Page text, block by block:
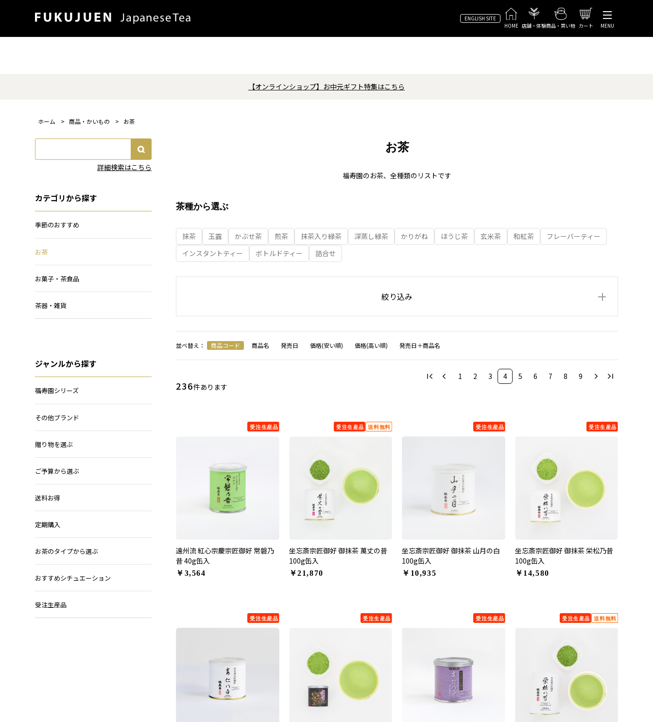
ENGLISH SITE
HOME 店舗・体験商品・買い物 カート MENU
【オンラインショップ】お中元ギフト特集はこちら
ホーム > 商品・かいもの > お茶
詳細検索はこちら
カテゴリから探す
季節のおすすめ
お茶
お菓子・茶食品
茶器・雑貨
ジャンルから探す
福寿園シリーズ
その他ブランド
贈り物を選ぶ
ご予算から選ぶ
送料お得
定期購入
お茶のタイプから選ぶ
おすすめシチュエーション
受注生産品
お茶
福寿園のお茶、全種類のリストです
茶種から選ぶ
抹茶 玉露 かぶせ茶 煎茶 抹茶入り緑茶 深蒸し緑茶 かりがね ほうじ茶 玄米茶 和紅茶
フレーバーティー
インスタントティー
ボトルドティー 詰合せ
絞り込み
並べ替え： 商品コード 商品名 発売日 価格(安い順) 価格(高い順) 発売日＋商品名
236件あります
1 2 3 4 5 6 7 8 9
遠州流 紅心宗慶宗匠御好 常磐乃
昔 40g缶入
￥3,564
坐忘斎宗匠御好 御抹茶 萬丈の昔
100g缶入
￥21,870
坐忘斎宗匠御好 御抹茶 山月の白
100g缶入
￥10,935
坐忘斎宗匠御好 御抹茶 栄松乃昔
100g缶入
￥14,580